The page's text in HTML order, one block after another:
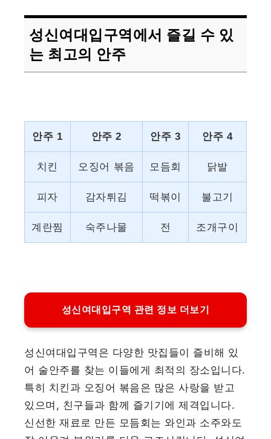
성신여대입구역에서 즐길 수 있
는 최고의 안주
안주 1 안주 2 안주 3 안주 4
치킨 오징어 볶음 모듬회 닭발
피자 감자튀김 떡볶이 불고기
계란찜 숙주나물 전 조개구이
성신여대입구역 관련 정보 더보기
성신여대입구역은 다양한 맛집들이 즐비해 있
어 술안주를 찾는 이들에게 최적의 장소입니다.
특히 치킨과 오징어 볶음은 많은 사랑을 받고
있으며, 친구들과 함께 즐기기에 제격입니다.
신선한 재료로 만든 모듬회는 와인과 소주와도